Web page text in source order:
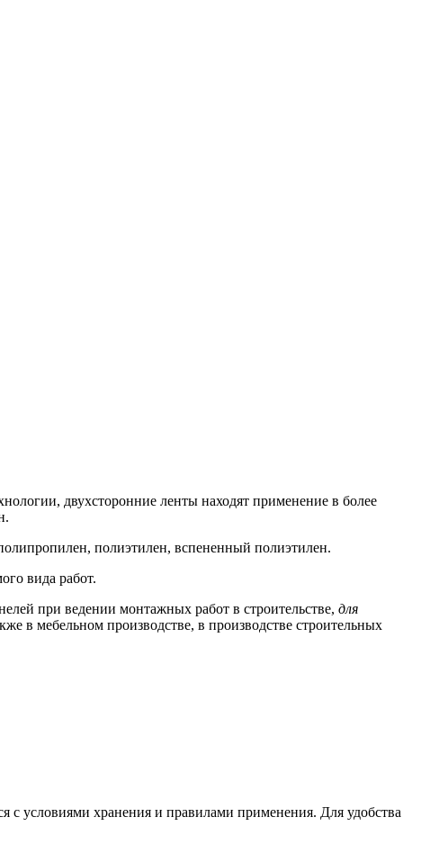
двухсторонние ленты находят применение в более
полиэтилен, вспененный полиэтилен.
вида работ.
при ведении монтажных работ в строительстве, для
в мебельном производстве, в производстве строительных
с условиями хранения и правилами применения. Для удобства